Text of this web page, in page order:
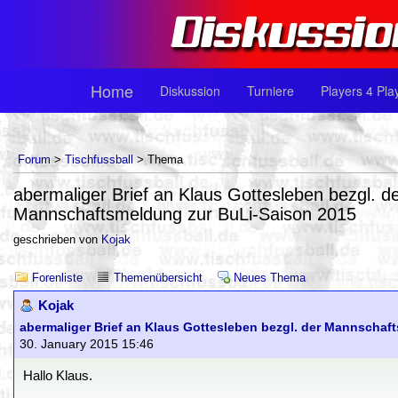
Home Diskussion Turniere Players 4
Forum > Tischfussball > Thema
abermaliger Brief an Klaus Gottesleben bezgl.
Mannschaftsmeldung zur BuLi-Saison 2015
geschrieben von Kojak
Forenliste Themenübersicht Neues Thema
Kojak
abermaliger Brief an Klaus Gottesleben bezgl. der
30. January 2015 15:46
Hallo Klaus.